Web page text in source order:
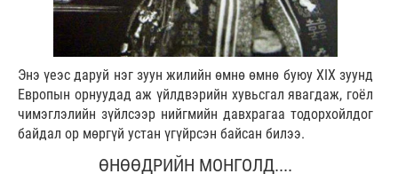
Энэ үеэс даруй нэг зуун жилийн өмнө өмнө буюу XIX зуунд
Европын орнуудад аж үйлдвэрийн хувьсгал явагдаж, гоёл
чимэглэлийн зүйлсээр нийгмийн давхрагаа тодорхойлдог
байдал ор мөргүй устан үгүйрсэн байсан билээ.
ӨНӨӨДРИЙН МОНГОЛД....